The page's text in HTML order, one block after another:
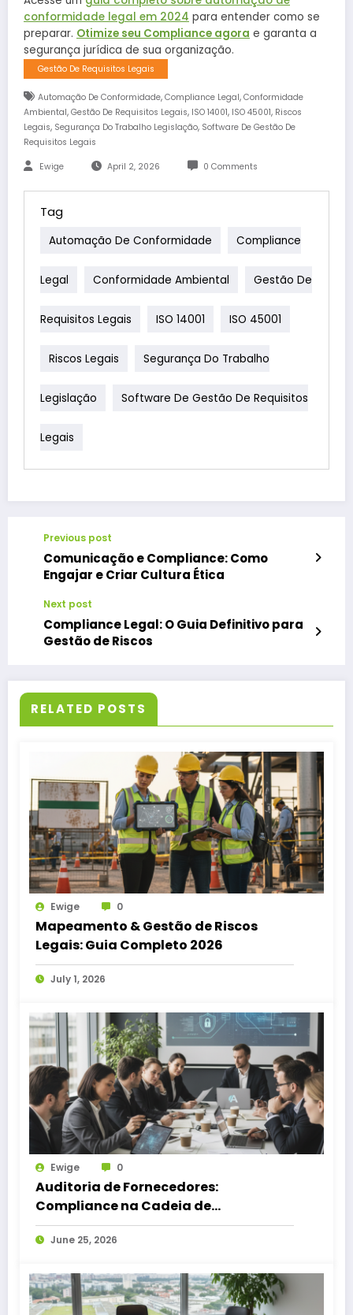
conformidade legal em 2024 para entender como se
preparar. Otimize seu Compliance agora e garanta a
segurança jurídica de sua organização.
Gestão De Requisitos Legais
Automação De Conformidade, Compliance Legal, Conformidade
Ambiental, Gestão De Requisitos Legais, ISO 14001, ISO 45001, Riscos
Legais, Segurança Do Trabalho Legislação, Software De Gestão De
Requisitos Legais
Ewige April 2, 2026 0 Comments
Tag
Automação De Conformidade Compliance
Legal Conformidade Ambiental Gestão De
Requisitos Legais ISO 14001 ISO 45001
Riscos Legais Segurança Do Trabalho
Legislação Software De Gestão De Requisitos
Legais
Previous post
Comunicação e Compliance: Como
Engajar e Criar Cultura Ética
Next post
Compliance Legal: O Guia Definitivo para
Gestão de Riscos
RELATED POSTS
Ewige 0
Mapeamento & Gestão de Riscos
Legais: Guia Completo 2026
July 1, 2026
Ewige 0
Auditoria de Fornecedores:
Compliance na Cadeia de
Suprimentos 2026
June 25, 2026